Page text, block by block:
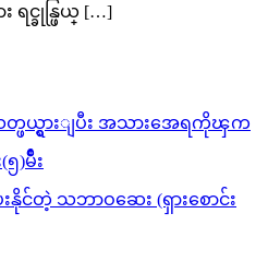
ရင္ခုန္ဖြယ္ […]
ဖယ္ရွားျပီး အသားအေရကိုၾက
)မ်ိဳး
တဲ့ သဘာဝဆေး (ရှားစောင်း